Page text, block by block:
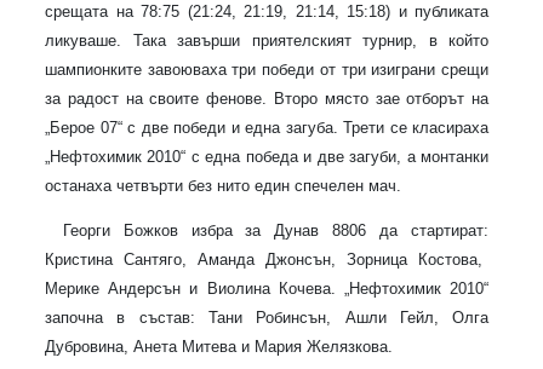
срещата на 78:75 (21:24, 21:19, 21:14, 15:18) и публиката
ликуваше. Така завърши приятелският турнир, в който
шампионките завоюваха три победи от три изиграни срещи
за радост на своите фенове. Второ място зае отборът на
„Берое 07“ с две победи и една загуба. Трети се класираха
„Нефтохимик 2010“ с една победа и две загуби, а монтанки
останаха четвърти без нито един спечелен мач.
Георги Божков избра за Дунав 8806 да стартират:
Кристина Сантяго, Аманда Джонсън
Зорница Костова,
Мерике Андерсън и Виолина Кочева.
„Нефтохимик 2010“
започна в състав: Тани Робинсън, Ашли Гейл, Олга
Дубровина, Анета Митева и Мария Желязкова.